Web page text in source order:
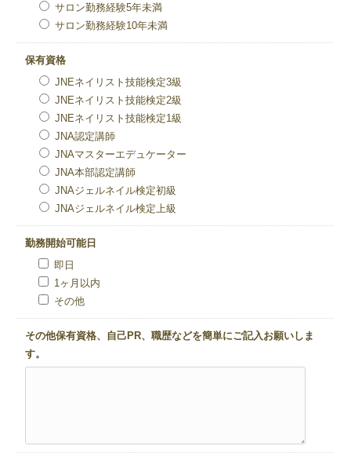
サロン勤務経験5年未満
サロン勤務経験10年未満
保有資格
JNEネイリスト技能検定3級
JNEネイリスト技能検定2級
JNEネイリスト技能検定1級
JNA認定講師
JNAマスターエデュケーター
JNA本部認定講師
JNAジェルネイル検定初級
JNAジェルネイル検定上級
勤務開始可能日
即日
1ヶ月以内
その他
その他保有資格、自己PR、職歴などを簡単にご記入お願いしま
す。